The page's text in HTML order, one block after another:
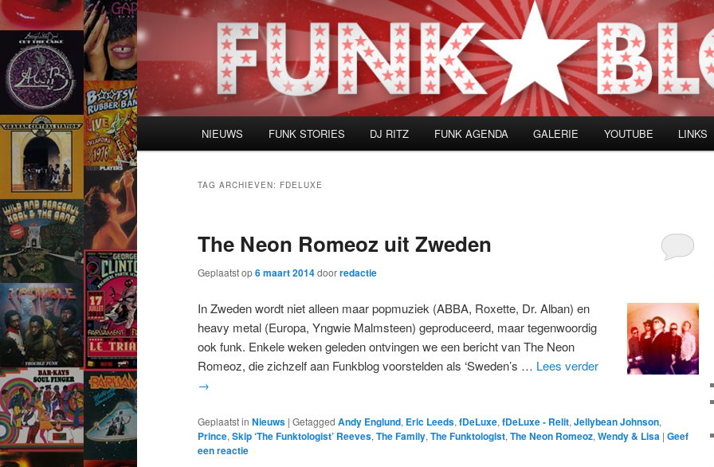
Spring
naar
de
primaire
inhoud
Spring
naar
de
secundaire
inhoud
NIEUWS FUNK STORIES DJ RITZ FUNK AGENDA GALERIE YOUTUBE LINKS
TAG ARCHIEVEN: FDELUXE
The Neon Romeoz uit Zweden
Geplaatst op6 maart 2014doorredactie
In Zweden wordt niet alleen maar popmuziek (ABBA, Roxette, Dr. Alban) en
heavy metal (Europa, Yngwie Malmsteen) geproduceerd, maar tegenwoordig
ook funk. Enkele weken geleden ontvingen we een bericht van The Neon
Romeoz, die zichzelf aan Funkblog voorstelden als ‘Sweden’s … Lees verder
→
Geplaatst in Nieuws | Getagged Andy Englund, Eric Leeds, fDeLuxe, fDeLuxe - Relit, Jellybean Johnson,
Prince, Skip ‘The Funktologist’ Reeves, The Family, The Funktologist, The Neon Romeoz, Wendy & Lisa | Geef
een reactie